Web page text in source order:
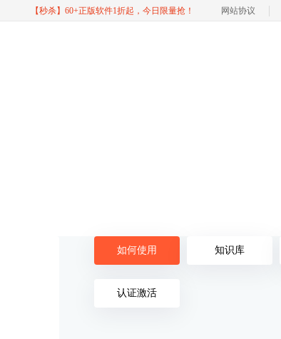
【秒杀】60+正版软件1折起，今日限量抢！ 网站协议
如何使用 知识库
认证激活